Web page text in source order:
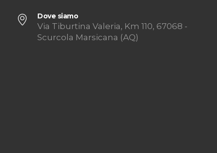
Dove siamo
Via Tiburtina Valeria, Km 110, 67068 -
Scurcola Marsicana (AQ)